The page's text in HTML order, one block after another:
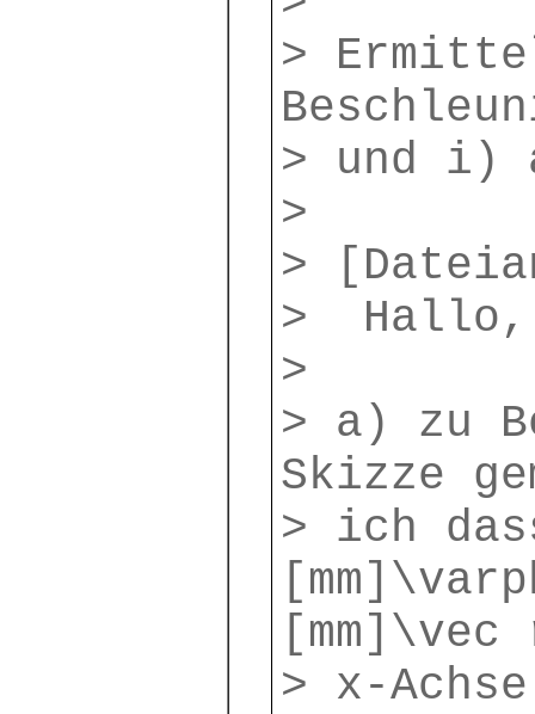
>
> und i)
>
>
> Hallo,
>
> a) zu
Skizze
> ich
> x-